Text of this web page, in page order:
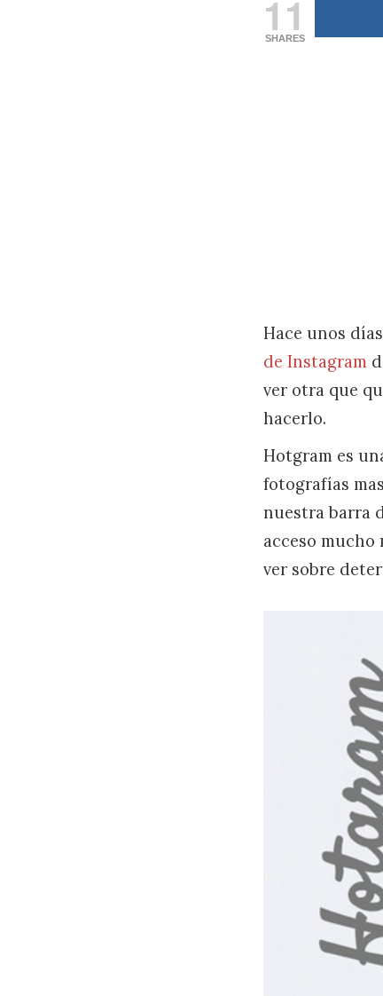
11
SHARES
Hace unos
de Instagram
ver otra que
hacerlo.
Hotgram es
fotografías
nuestra barra
acceso mucho
ver sobre